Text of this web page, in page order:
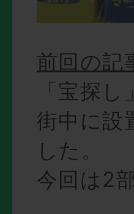
前回の記
「宝探
街中に設
した。
今回は2